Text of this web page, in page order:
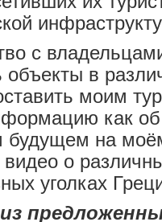
с
в
моим
как об
будущем на
о
уголках